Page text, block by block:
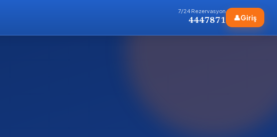
7/24 Rezervasyon
4447871 👤Giriş